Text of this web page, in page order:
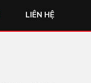
LIÊN HỆ